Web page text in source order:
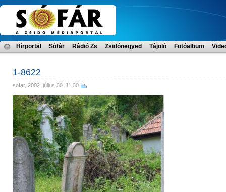
Hírportál Sófár Rádió Zs Zsidónegyed Tájoló Fotóalbum
1-8622
sofar, 2002. július 30. 11:30